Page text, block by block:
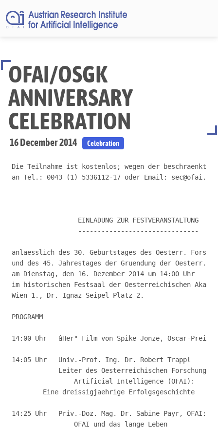
OFAI/OSGK
ANNIVERSARY
CELEBRATION
16 December 2014 Celebration
Die Teilnahme ist kostenlos; wegen der beschraenkten
an Tel.: 0043 (1) 5336112-17 oder Email: sec@ofai.at
                 EINLADUNG ZUR FESTVERANSTALTUNG
                 -------------------------------
anlaesslich des 30. Geburtstages des Oesterr.
und des 45. Jahrestages der Gruendung der Oesterr.
am Dienstag, den 16. Dezember 2014 um 14:00 Uhr
im historischen Festsaal der Oesterreichischen
Wien 1., Dr. Ignaz Seipel-Platz 2.
PROGRAMM
14:00 Uhr   âHer" Film von Spike Jonze, Oscar-
14:05 Uhr   Univ.-Prof. Ing. Dr. Robert Trappl
Leiter des Oesterreichischen
                Artificial Intelligence (OFAI):
        Eine dreissigjaehrige Erfolgsgeschichte
14:25 Uhr   Priv.-Doz. Mag. Dr. Sabine Payr, OFAI:
                OFAI und das lange Leben